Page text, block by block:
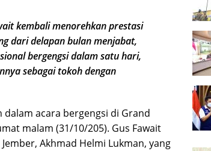
kembali menorehkan prestasi
dari delapan bulan menjabat,
bergengsi dalam satu hari,
sebagai tokoh dengan
dalam acara bergengsi di Grand
malam (31/10/205). Gus Fawait
Akhmad Helmi Lukman, yang